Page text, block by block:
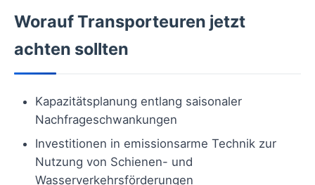
Worauf Transporteuren jetzt
achten sollten
Kapazitätsplanung entlang saisonaler
Nachfrageschwankungen
Investitionen in emissionsarme Technik zur
Nutzung von Schienen- und
Wasserverkehrsförderungen